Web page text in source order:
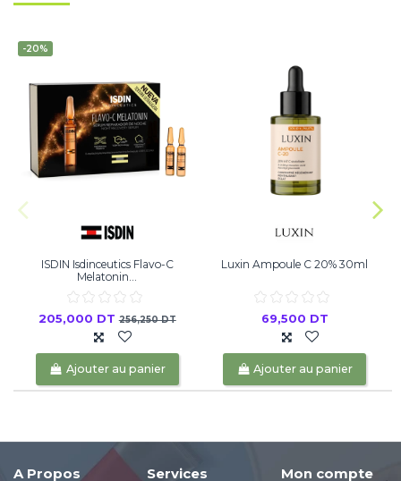
-20%
ISDIN Isdinceutics Flavo-C
Melatonin...
205,000 DT256,250 DT
Ajouter au panier
Luxin Ampoule C 20% 30ml
69,500 DT
Ajouter au panier
A Propos Services Mon compte